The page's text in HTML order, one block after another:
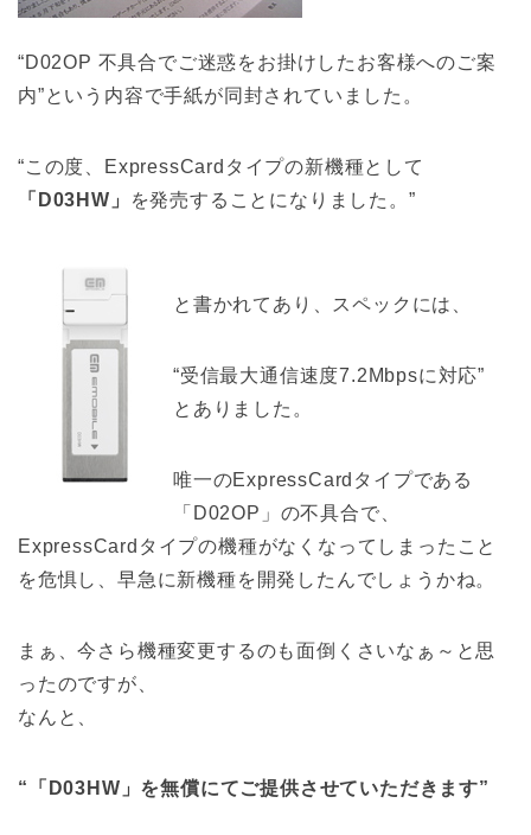
“D02OP 不具合でご迷惑をお掛けしたお客様へのご案
内”という内容で手紙が同封されていました。
“この度、ExpressCardタイプの新機種として
「D03HW」
を発売することになりました。”
と書かれてあり、スペックには、
“受信最大通信速度7.2Mbpsに対応”
とありました。
唯一のExpressCardタイプである
「D02OP」の不具合で、
ExpressCardタイプの機種がなくなってしまったこと
を危惧し、早急に新機種を開発したんでしょうかね。
まぁ、今さら機種変更するのも面倒くさいなぁ～と思
ったのですが、
なんと、
“「D03HW」を無償にてご提供させていただきます”